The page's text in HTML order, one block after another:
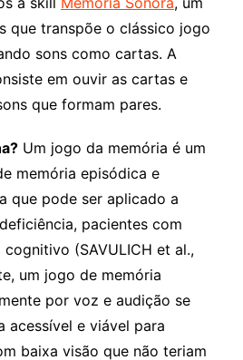
que transpõe o clássico jogo
sons como cartas. A
em ouvir as cartas e
que formam pares.
Um jogo da memória é um
memória episódica e
que pode ser aplicado a
pacientes com
(SAVULICH et al.,
um jogo de memória
por voz e audição se
acessível e viável para
baixa visão que não teriam